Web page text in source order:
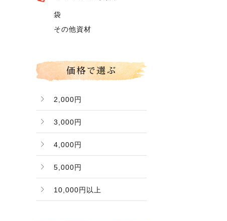
～】
袋
その他資材
価格で選ぶ
2,000円
3,000円
4,000円
5,000円
10,000円以上